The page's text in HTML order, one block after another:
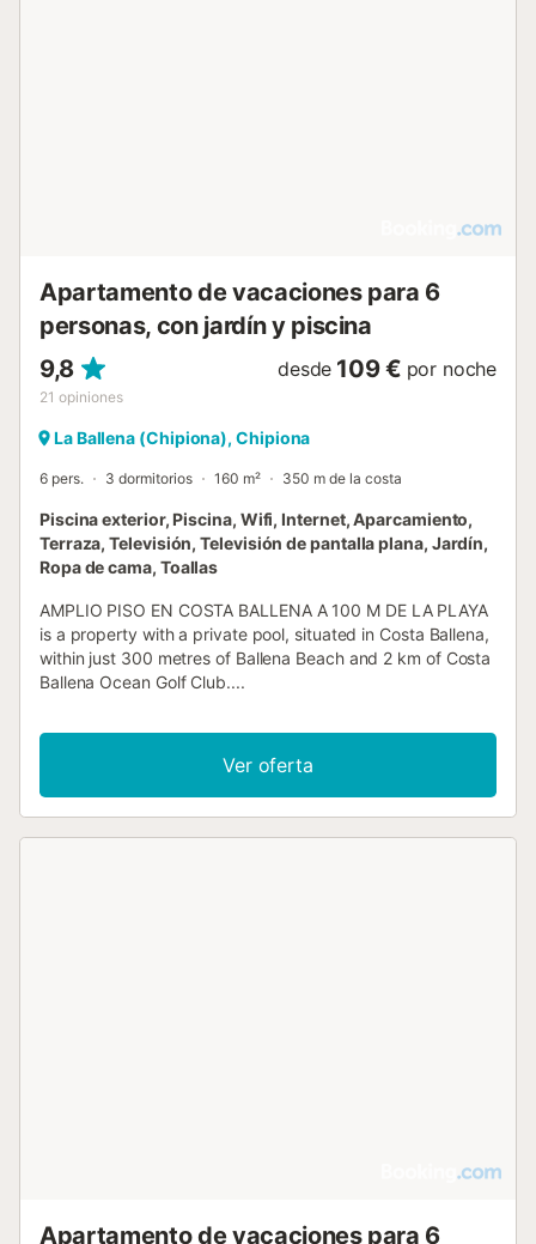
Apartamento de vacaciones para 6
personas, con jardín y piscina
9,8
21 opiniones
desde 109 € por noche
La Ballena (Chipiona), Chipiona
6 pers. 3 dormitorios 160 m² 350 m de la costa
Piscina exterior, Piscina, Wifi, Internet, Aparcamiento,
Terraza, Televisión, Televisión de pantalla plana, Jardín,
Ropa de cama, Toallas
AMPLIO PISO EN COSTA BALLENA A 100 M DE LA PLAYA
is a property with a private pool, situated in Costa Ballena,
within just 300 metres of Ballena Beach and 2 km of Costa
Ballena Ocean Golf Club....
Ver oferta
Apartamento de vacaciones para 6